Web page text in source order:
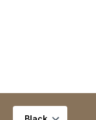
Seleccionar variante